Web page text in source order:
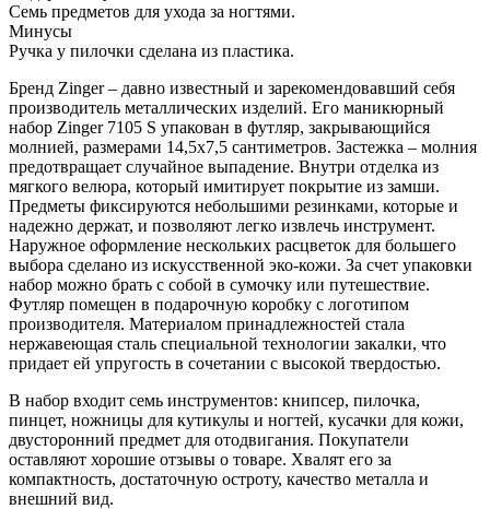
Семь предметов для ухода за ногтями.
Минусы
Ручка у пилочки сделана из пластика.
Бренд Zinger – давно известный и зарекомендовавший себя
производитель металлических изделий. Его маникюрный
набор Zinger 7105 S упакован в футляр, закрывающийся
молнией, размерами 14,5х7,5 сантиметров. Застежка – молния
предотвращает случайное выпадение. Внутри отделка из
мягкого велюра, который имитирует покрытие из замши.
Предметы фиксируются небольшими резинками, которые и
надежно держат, и позволяют легко извлечь инструмент.
Наружное оформление нескольких расцветок для большего
выбора сделано из искусственной эко-кожи. За счет упаковки
набор можно брать с собой в сумочку или путешествие.
Футляр помещен в подарочную коробку с логотипом
производителя. Материалом принадлежностей стала
нержавеющая сталь специальной технологии закалки, что
придает ей упругость в сочетании с высокой твердостью.
В набор входит семь инструментов: книпсер, пилочка,
пинцет, ножницы для кутикулы и ногтей, кусачки для кожи,
двусторонний предмет для отодвигания. Покупатели
оставляют хорошие отзывы о товаре. Хвалят его за
компактность, достаточную остроту, качество металла и
внешний вид.